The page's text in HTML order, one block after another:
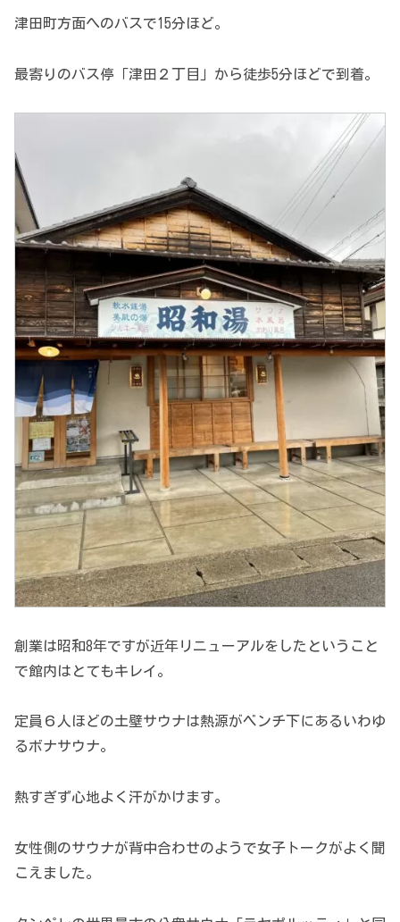
津田町方面へのバスで15分ほど。
最寄りのバス停「津田２丁目」から徒歩5分ほどで到着。
創業は昭和8年ですが近年リニューアルをしたということ
で館内はとてもキレイ。
定員６人ほどの土壁サウナは熱源がベンチ下にあるいわゆ
るボナサウナ。
熱すぎず心地よく汗がかけます。
女性側のサウナが背中合わせのようで女子トークがよく聞
こえました。